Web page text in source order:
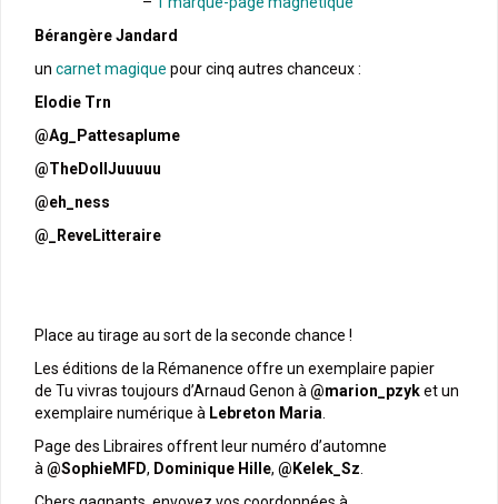
Bérangère Jandard
un carnet magique pour cinq autres chanceux :
Elodie Trn
@Ag_Pattesaplume
@TheDollJuuuuu
@eh_ness
@_ReveLitteraire
Place au tirage au sort de la seconde chance !
Les éditions de la Rémanence offre un exemplaire papier
de Tu vivras toujours d’Arnaud Genon à @marion_pzyket un
exemplaire numérique à Lebreton Maria
Page des Libraires offrent leur numéro d’automne
à @SophieMFD, Dominique Hille, @Kelek_Sz